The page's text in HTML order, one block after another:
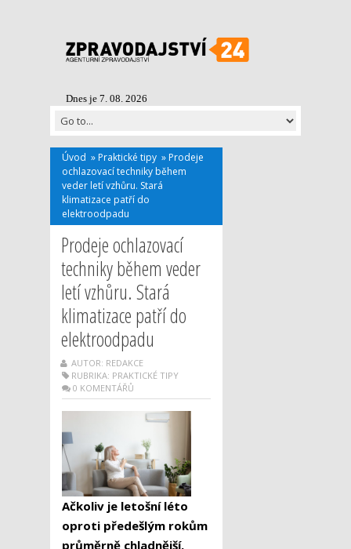
Dnes je 7. 08. 2026
Úvod » Praktické tipy » Prodeje
ochlazovací techniky během
veder letí vzhůru. Stará
klimatizace patří do
elektroodpadu
Prodeje ochlazovací
techniky během veder
letí vzhůru. Stará
klimatizace patří do
elektroodpadu
AUTOR: REDAKCE
RUBRIKA: PRAKTICKÉ TIPY
0 KOMENTÁŘŮ
Ačkoliv je letošní léto
oproti předešlým rokům
průměrně chladnější,